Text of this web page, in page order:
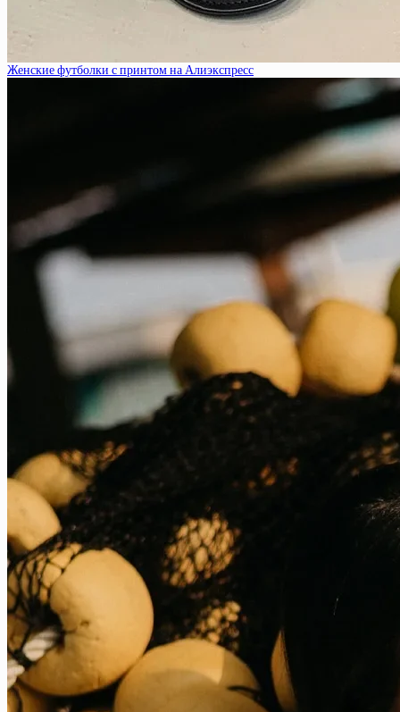
Женские футболки с принтом на Алиэкспресс